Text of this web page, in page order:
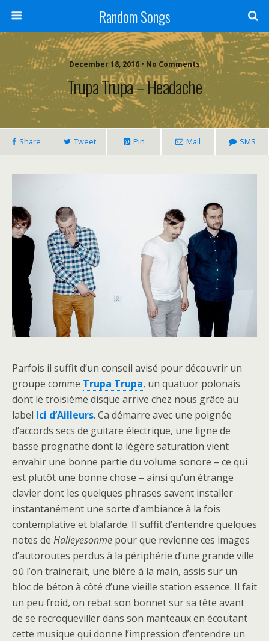
Random Songs
December 18, 2016 • No Comments
Trupa Trupa – Headache
Share Tweet Pin Mail SMS
Parfois il suffit d’un conseil avisé pour découvrir un
groupe comme Trupa Trupa, un quatuor polonais
dont le troisième disque arrive chez nous grâce au
label Ici d’Ailleurs. Ca démarre avec une poignée
d’accords secs de guitare électrique, une ligne de
basse prognathe dont la légère saturation vient
envahir une bonne partie du volume sonore – ce qui
est plutôt une bonne chose – ainsi qu’un étrange
clavier dont les quelques phrases savent installer
instantanément une sorte d’ambiance à la fois
contemplative et blafarde. Il suffit d’entendre quelques
notes de Halleyesonme pour que revienne ces images
d’autoroutes perdus à la périphérie d’une grande ville
où l’on trainerait, une bière à la main, assis sur un
bloc de béton à côté d’une vieille station essence. Il fait
un peu froid, on rebat son bonnet sur sa tête avant
de se recroqueviller dans son manteaux en écoutant
cette musique qui donne l’impression d’entendre un